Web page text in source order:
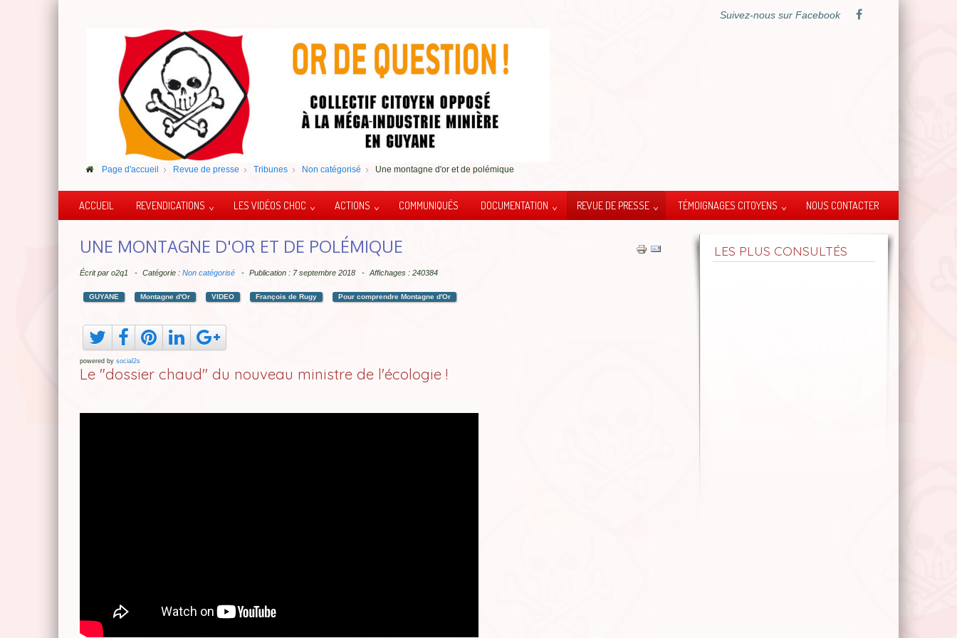
Page d'accueil Revue de presse Tribunes Non catégorisé Une montagne d'or et de polémique
Suivez-nous sur Facebook
ACCUEIL REVENDICATIONS LES VIDÉOS CHOC ACTIONS COMMUNIQUÉS DOCUMENTATION REVUE DE PRESSE TÉMOIGNAGES CITOYENS NOUS CONTACTER
UNE MONTAGNE D'OR ET DE POLÉMIQUE
Écrit par o2q1 Catégorie : Non catégorisé Publication : 7 septembre 2018 Affichages : 240384
GUYANE Montagne d'Or VIDEO François de Rugy Pour comprendre Montagne d'Or
powered by social2s
Le "dossier chaud" du nouveau ministre de l'écologie !
LES PLUS CONSULTÉS